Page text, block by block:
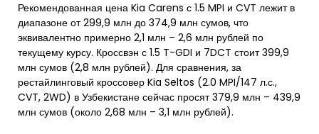
Рекомендованная цена Kia Carens с 1.5 MPI и CVT лежит в
диапазоне от 299,9 млн до 374,9 млн сумов, что
эквивалентно примерно 2,1 млн – 2,6 млн рублей по
текущему курсу. Кроссвэн с 1.5 T-GDI и 7DCT стоит 399,9
млн сумов (2,8 млн рублей). Для сравнения, за
рестайлинговый кроссовер Kia Seltos (2.0 MPI/147 л.с.,
CVT, 2WD) в Узбекистане сейчас просят 379,9 млн – 439,9
млн сумов (около 2,68 млн – 3,1 млн рублей).